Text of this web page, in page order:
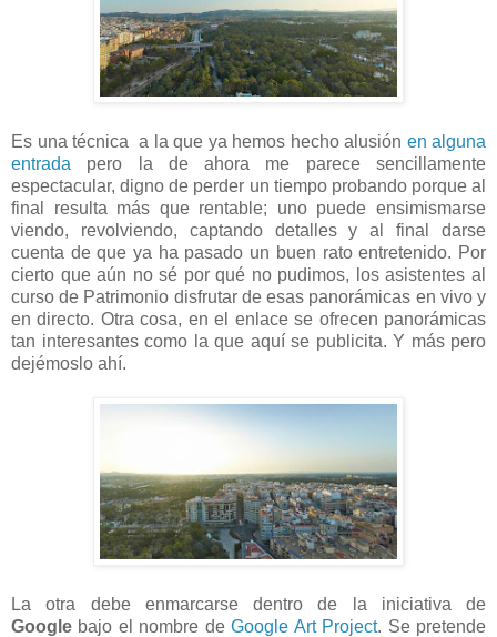
Es una técnica a la que ya hemos hecho alusión en alguna
entrada pero la de ahora me parece sencillamente
espectacular, digno de perder un tiempo probando porque al
final resulta más que rentable; uno puede ensimismarse
viendo, revolviendo, captando detalles y al final darse
cuenta de que ya ha pasado un buen rato entretenido. Por
cierto que aún no sé por qué no pudimos, los asistentes al
curso de Patrimonio disfrutar de esas panorámicas en vivo y
en directo. Otra cosa, en el enlace se ofrecen panorámicas
tan interesantes como la que aquí se publicita. Y más pero
dejémoslo ahí.
La otra debe enmarcarse dentro de la iniciativa de
Google bajo el nombre deGoogle Art Project. Se pretende